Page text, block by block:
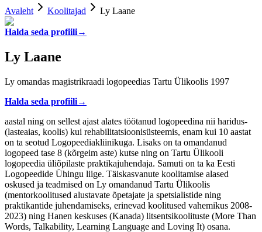
Avaleht
Koolitajad Ly Laane
Halda seda profiili→
Ly Laane
Ly omandas magistrikraadi logopeedias Tartu Ülikoolis 1997
Halda seda profiili→
aastal ning on sellest ajast alates töötanud logopeedina nii haridus-
(lasteaias, koolis) kui rehabilitatsioonisüsteemis, enam kui 10 aastat
on ta seotud Logopeediakliinikuga. Lisaks on ta omandanud
logopeed tase 8 (kõrgeim aste) kutse ning on Tartu Ülikooli
logopeedia üliõpilaste praktikajuhendaja. Samuti on ta ka Eesti
Logopeedide Ühingu liige. Täiskasvanute koolitamise alased
oskused ja teadmised on Ly omandanud Tartu Ülikoolis
(mentorkoolitused alustavate õpetajate ja spetsialistide ning
praktikantide juhendamiseks, erinevad koolitused vahemikus 2008-
2023) ning Hanen keskuses (Kanada) litsentsikoolituste (More Than
Words, Talkability, Learning Language and Loving It) osana.